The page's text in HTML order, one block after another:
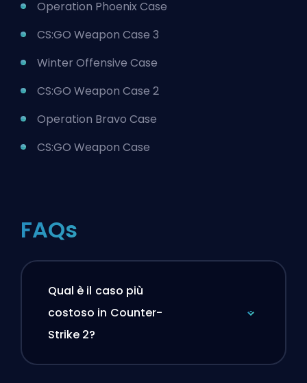
Operation Phoenix Case
CS:GO Weapon Case 3
Winter Offensive Case
CS:GO Weapon Case 2
Operation Bravo Case
CS:GO Weapon Case
FAQs
Qual è il caso più
costoso in Counter-
Strike 2?